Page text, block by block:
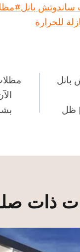
بانل#
للحرارة
بانل
0532918998 | ظل
ذات